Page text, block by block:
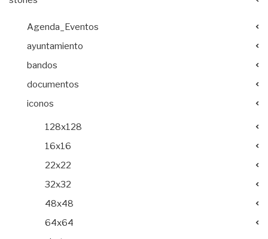
Agenda_Eventos
ayuntamiento
bandos
documentos
iconos
128x128
16x16
22x22
32x32
48x48
64x64